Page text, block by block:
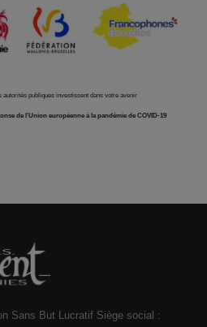
autorités publiques investissent dans votre avenir
de l'Union européenne à la pandémie de COVID-19
Sans But Lucratif Siège social :